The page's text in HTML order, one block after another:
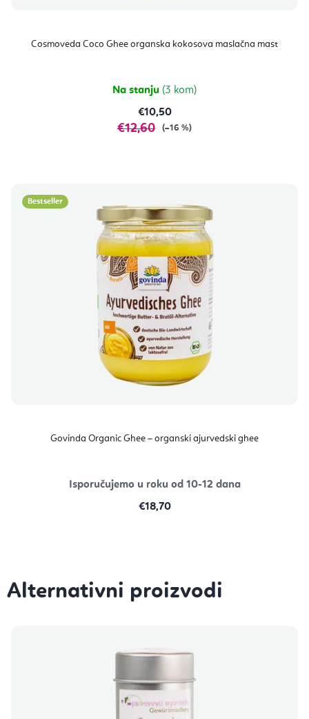
Cosmoveda Coco Ghee organska kokosova maslačna mast
Na stanju (3 kom)
€10,50
€12,60 (–16 %)
Bestseller
Govinda Organic Ghee – organski ajurvedski ghee
Isporučujemo u roku od 10-12 dana
€18,70